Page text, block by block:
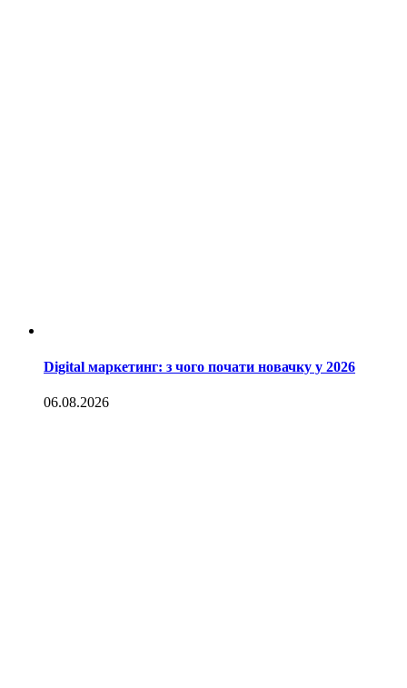
Digital маркетинг: з чого почати новачку у 2026
06.08.2026